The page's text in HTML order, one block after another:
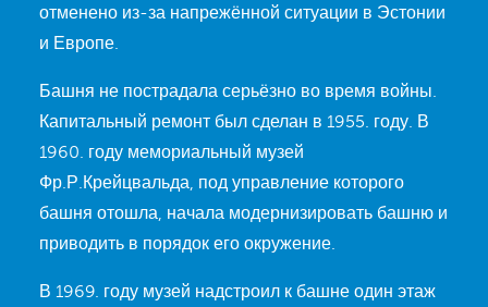
отменено из-за напрежённой ситуации в Эстонии
и Европе.
Башня не пострадала серьёзно во время войны.
Капитальный ремонт был сделан в 1955. году. В
1960. году мемориальный музей
Фр.Р.Крейцвальда, под управление которого
башня отошла, начала модернизировать башню и
приводить в порядок его окружение.
В 1969. году музей надстроил к башне один этаж